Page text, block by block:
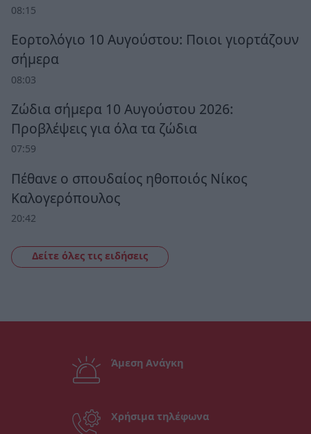
08:15
Εορτολόγιο 10 Αυγούστου: Ποιοι γιορτάζουν
σήμερα
08:03
Ζώδια σήμερα 10 Αυγούστου 2026:
Προβλέψεις για όλα τα ζώδια
07:59
Πέθανε ο σπουδαίος ηθοποιός Νίκος
Καλογερόπουλος
20:42
Δείτε όλες τις ειδήσεις
Άμεση Ανάγκη
Χρήσιμα τηλέφωνα